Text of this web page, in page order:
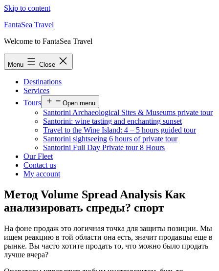
Skip to content
FantaSea Travel
Welcome to FantaSea Travel
Menu Close
Destinations
Services
Tours
Open menu
Santorini Archaeological Sites & Museums private tour
Santorini: wine tasting and enchanting sunset
Travel to the Wine Island: 4 – 5 hours guided tour
Santorini sightseeing 6 hours of private tour
Santorini Full Day Private tour 8 Hours
Our Fleet
Contact us
My account
Метод Volume Spread Analysis Как
анализировать спреды? спорт
На фоне продаж это логичная точка для защиты позиции. Мы
ищем реакцию в той области она есть, значит продавцы еще в
рынке. Вы часто хотите продать то, что можно было продать
лучше вчера?